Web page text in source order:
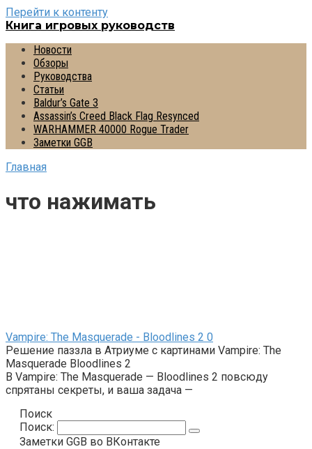
Перейти к контенту
Книга игровых руководств
Новости
Обзоры
Руководства
Статьи
Baldur’s Gate 3
Assassin’s Creed Black Flag Resynced
WARHAMMER 40000 Rogue Trader
Заметки GGB
Главная
что нажимать
Vampire: The Masquerade - Bloodlines 2 0
Решение паззла в Атриуме с картинами Vampire: The
Masquerade Bloodlines 2
В Vampire: The Masquerade — Bloodlines 2 повсюду
спрятаны секреты, и ваша задача —
Поиск
Поиск:
Заметки GGB во ВКонтакте